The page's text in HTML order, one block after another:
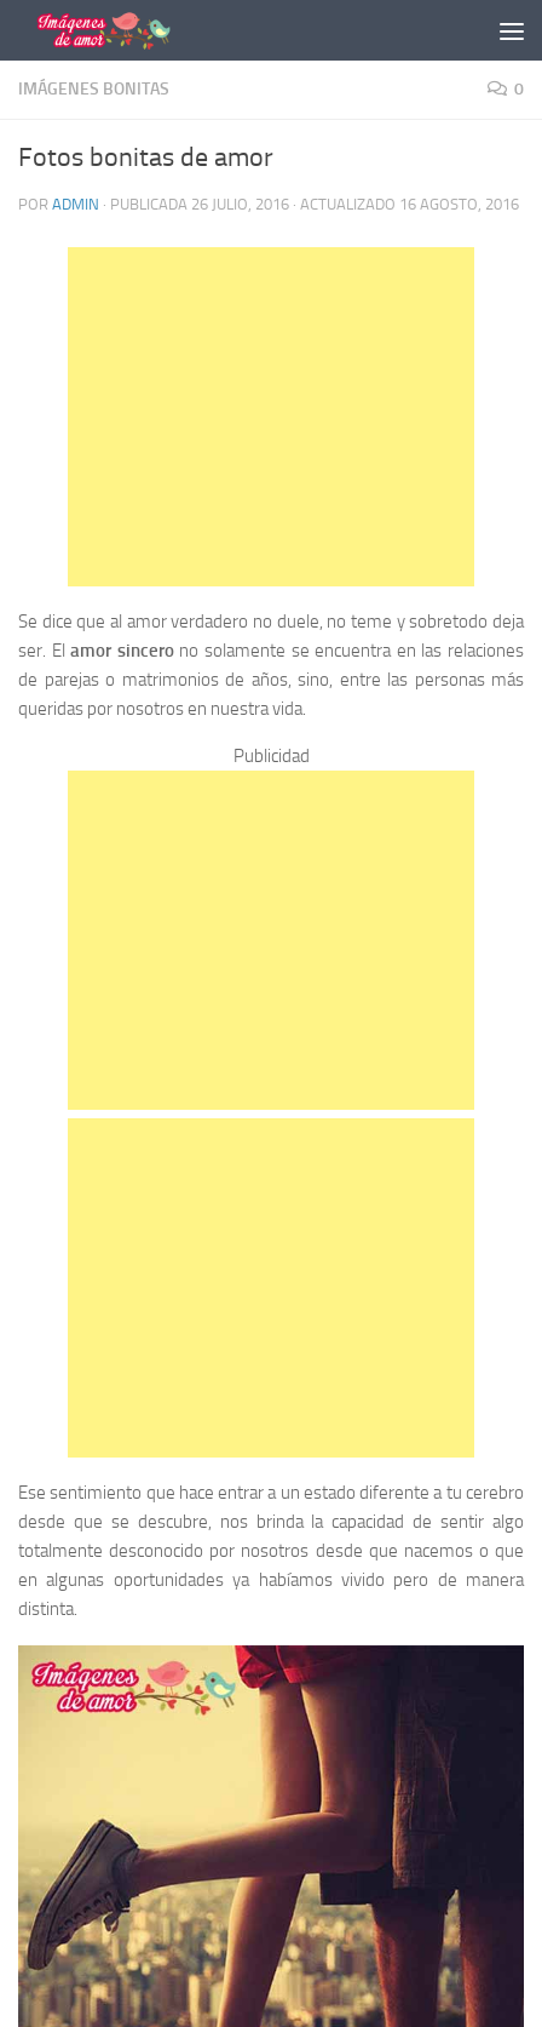
Saltar al contenido
IMÁGENES BONITAS 0
Fotos bonitas de amor
POR ADMIN · PUBLICADA 26 JULIO, 2016 · ACTUALIZADO 16 AGOSTO, 2016
Se dice que al amor verdadero no duele, no teme y sobretodo deja
ser. Elamor sincerono solamente se encuentra en las relaciones
de parejas o matrimonios de años, sino, entre las personas más
queridas por nosotros en nuestra vida.
Publicidad
Ese sentimiento que hace entrar a un estado diferente a tu cerebro
desde que se descubre, nos brinda la capacidad de sentir algo
totalmente desconocido por nosotros desde que nacemos o que
en algunas oportunidades ya habíamos vivido pero de manera
distinta.